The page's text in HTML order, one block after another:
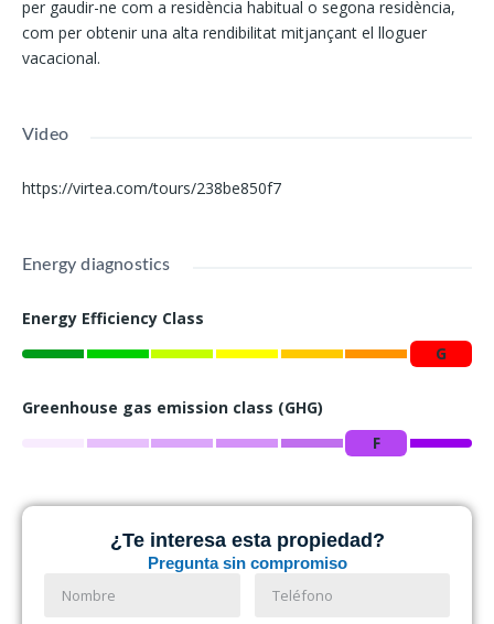
per gaudir-ne com a residència habitual o segona residència,
com per obtenir una alta rendibilitat mitjançant el lloguer
vacacional.
Video
https://virtea.com/tours/238be850f7
Energy diagnostics
Energy Efficiency Class
G
Greenhouse gas emission class (GHG)
F
¿Te interesa esta propiedad?
Pregunta sin compromiso